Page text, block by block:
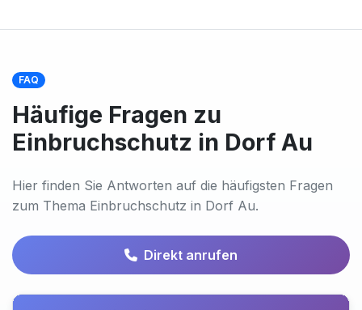
FAQ
Häufige Fragen zu
Einbruchschutz in Dorf Au
Hier finden Sie Antworten auf die häufigsten Fragen
zum Thema Einbruchschutz in Dorf Au.
Direkt anrufen